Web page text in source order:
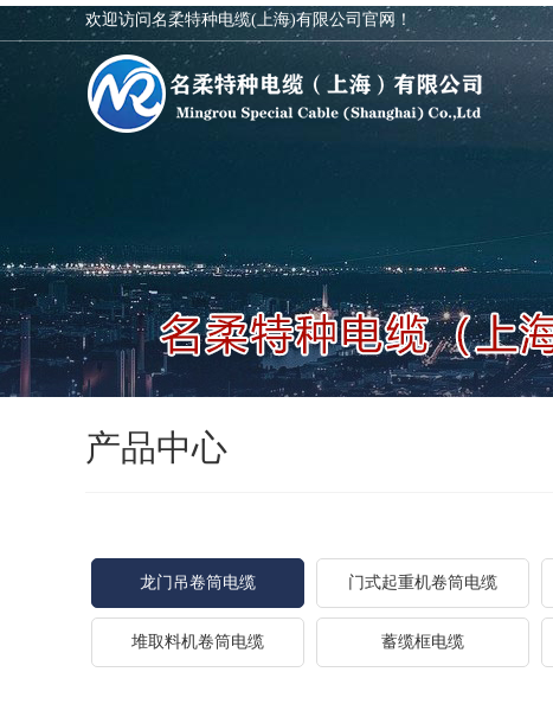
欢迎访问名柔特种电缆(上海)有限公司官网！
产品中心
龙门吊卷筒电缆 门式起重机卷筒电缆
堆取料机卷筒电缆 蓄缆框电缆